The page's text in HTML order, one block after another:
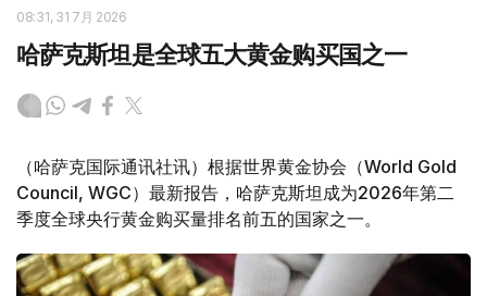
08:31, 31 7月 2026
哈萨克斯坦是全球五大黄金购买国之一
（哈萨克国际通讯社讯）根据世界黄金协会（World Gold
Council, WGC）最新报告，哈萨克斯坦成为2026年第二
季度全球央行黄金购买量排名前五的国家之一。